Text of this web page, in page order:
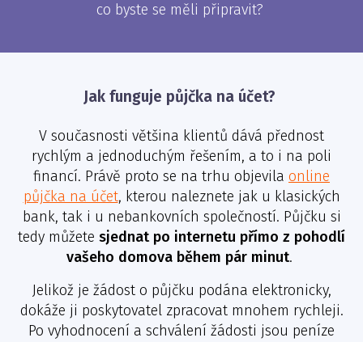
co byste se měli připravit?
Jak funguje půjčka na účet?
V současnosti většina klientů dává přednost
rychlým a jednoduchým řešením, a to i na poli
financí. Právě proto se na trhu objevila online
půjčka na účet, kterou naleznete jak u klasických
bank, tak i u nebankovních společností. Půjčku si
tedy můžete sjednat po internetu přímo z pohodlí
vašeho domova během pár minut.
Jelikož je žádost o půjčku podána elektronicky,
dokáže ji poskytovatel zpracovat mnohem rychleji.
Po vyhodnocení a schválení žádosti jsou peníze